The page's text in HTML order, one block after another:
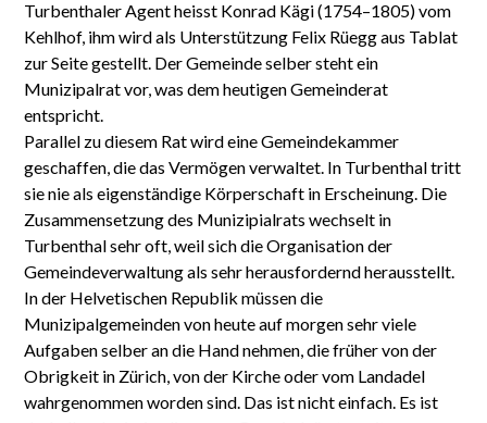
Turbenthaler Agent heisst Konrad Kägi (1754–1805) vom
Kehlhof, ihm wird als Unterstützung Felix Rüegg aus Tablat
zur Seite gestellt. Der Gemeinde selber steht ein
Munizipalrat vor, was dem heutigen Gemeinderat
entspricht.
Parallel zu diesem Rat wird eine Gemeindekammer
geschaffen, die das Vermögen verwaltet. In Turbenthal tritt
sie nie als eigenständige Körperschaft in Erscheinung. Die
Zusammensetzung des Munizipialrats wechselt in
Turbenthal sehr oft, weil sich die Organisation der
Gemeindeverwaltung als sehr herausfordernd herausstellt.
In der Helvetischen Republik müssen die
Munizipalgemeinden von heute auf morgen sehr viele
Aufgaben selber an die Hand nehmen, die früher von der
Obrigkeit in Zürich, von der Kirche oder vom Landadel
wahrgenommen worden sind. Das ist nicht einfach. Es ist